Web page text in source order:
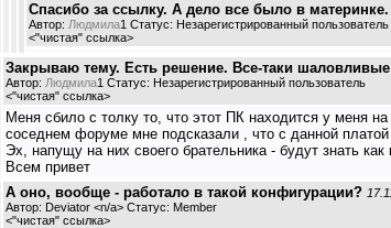
Спасибо за ссылку. А дело все было в
Автор: Людмила1 Статус: Незарегистрированный пользователь
<"чистая" ссылка>
Закрываю тему. Есть решение. Все-таки шаловливые
Автор: Людмила1 Статус: Незарегистрированный пользователь
<"чистая" ссылка>
Меня сбило с толку то, что этот ПК находится у меня
соседнем форуме мне подсказали , что с данной
Эх, напущу на них своего брательника - будут знать как
Всем привет
А оно, вообще - работало в такой конфигурации?
Автор: Deviator <n/a> Статус: Member
<"чистая" ссылка>